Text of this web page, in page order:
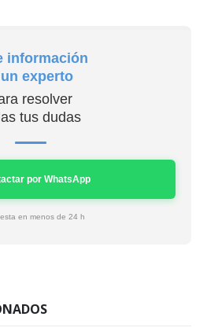
información
experto
resolver
tus dudas
por WhatsApp
en menos de 24 h